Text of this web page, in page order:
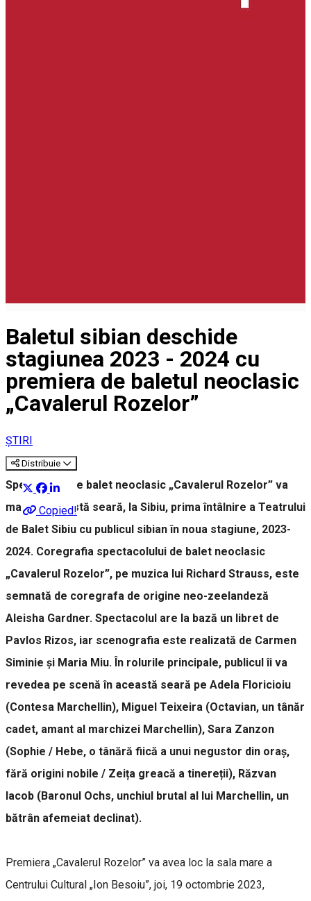
Baletul sibian deschide
stagiunea 2023 - 2024 cu
premiera de baletul neoclasic
„Cavalerul Rozelor”
ȘTIRI
Distribuie
Copied!
Spectacolul de balet neoclasic „Cavalerul Rozelor” va
marca în acestă seară, la Sibiu, prima întâlnire a Teatrului
de Balet Sibiu cu publicul sibian în noua stagiune, 2023-
2024. Coregrafia spectacolului de balet neoclasic
„Cavalerul Rozelor”, pe muzica lui Richard Strauss, este
semnată de coregrafa de origine neo-zeelandeză
Aleisha Gardner. Spectacolul are la bază un libret de
Pavlos Rizos, iar scenografia este realizată de Carmen
Siminie și Maria Miu. În rolurile principale, publicul îi va
revedea pe scenă în această seară pe Adela Floricioiu
(Contesa Marchellin), Miguel Teixeira (Octavian, un tânăr
cadet, amant al marchizei Marchellin), Sara Zanzon
(Sophie / Hebe, o tânără fiică a unui negustor din oraș,
fără origini nobile / Zeița greacă a tinereții), Răzvan
Iacob (Baronul Ochs, unchiul brutal al lui Marchellin, un
bătrân afemeiat declinat).
Premiera „Cavalerul Rozelor” va avea loc la sala mare a
Centrului Cultural „Ion Besoiu”, joi, 19 octombrie 2023,